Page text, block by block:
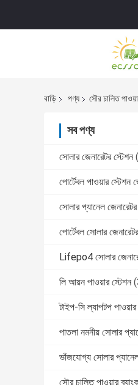
বাড়ি পণ্য সৌর চালিত
সব পণ্য
সোলার জেনারেটর স্টেশন
পোর্টেবল পাওয়ার স্টেশন
সোলার প্যানেল জেনারেটর
পোর্টেবল সোলার
Lifepo4 সোলার
লি আয়ন পাওয়ার স্টেশন
টাইপ-সি ল্যাপটপ পাওয়ার
পাতলা নমনীয় সোলার
ভাঁজযোগ্য সোলার
সৌর চালিত পাওয়ার